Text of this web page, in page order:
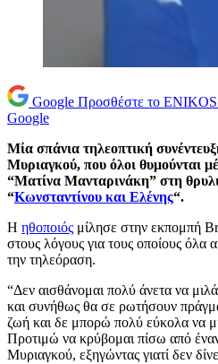
Google Προσθέστε το
Google
Μία σπάνια τηλεοπτική
Μυριαγκού, που όλοι θυμούνται
“Ματίνα Μανταρινάκη” στη
“Κωνσταντίνου και Ελένης“.
Η ηθοποιός μίλησε στην εκπομπή
στους λόγους για τους οποίους όλα
την τηλεόραση.
“Δεν αισθάνομαι πολύ άνετα να
και συνήθως θα σε ρωτήσουν
ζωή και δε μπορώ πολύ εύκολα να
Προτιμώ να κρύβομαι πίσω από
Μυριαγκού, εξηγώντας γιατί δεν